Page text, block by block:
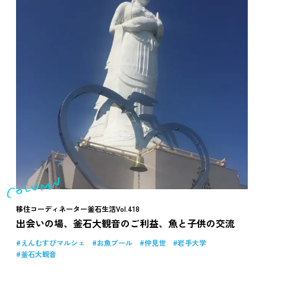
移住コーディネーター釜石生活Vol.418
出会いの場、釜石大観音のご利益、魚と子供の交流
えんむすびマルシェ お魚プール 仲見世
岩手大学
釜石大観音